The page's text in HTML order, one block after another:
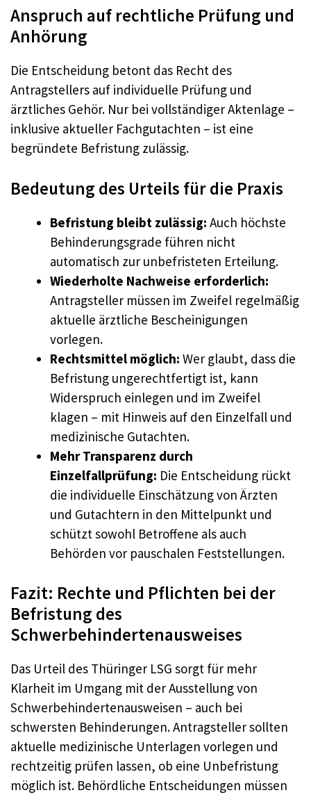
Anspruch auf rechtliche Prüfung und
Anhörung
Die Entscheidung betont das Recht des
Antragstellers auf individuelle Prüfung und
ärztliches Gehör. Nur bei vollständiger Aktenlage –
inklusive aktueller Fachgutachten – ist eine
begründete Befristung zulässig.
Bedeutung des Urteils für die Praxis
Befristung bleibt zulässig: Auch höchste
Behinderungsgrade führen nicht
automatisch zur unbefristeten Erteilung.
Wiederholte Nachweise erforderlich:
Antragsteller müssen im Zweifel regelmäßig
aktuelle ärztliche Bescheinigungen
vorlegen.
Rechtsmittel möglich: Wer glaubt, dass die
Befristung ungerechtfertigt ist, kann
Widerspruch einlegen und im Zweifel
klagen – mit Hinweis auf den Einzelfall und
medizinische Gutachten.
Mehr Transparenz durch
Einzelfallprüfung: Die Entscheidung rückt
die individuelle Einschätzung von Ärzten
und Gutachtern in den Mittelpunkt und
schützt sowohl Betroffene als auch
Behörden vor pauschalen Feststellungen.
Fazit: Rechte und Pflichten bei der
Befristung des
Schwerbehindertenausweises
Das Urteil des Thüringer LSG sorgt für mehr
Klarheit im Umgang mit der Ausstellung von
Schwerbehindertenausweisen – auch bei
schwersten Behinderungen. Antragsteller sollten
aktuelle medizinische Unterlagen vorlegen und
rechtzeitig prüfen lassen, ob eine Unbefristung
möglich ist. Behördliche Entscheidungen müssen